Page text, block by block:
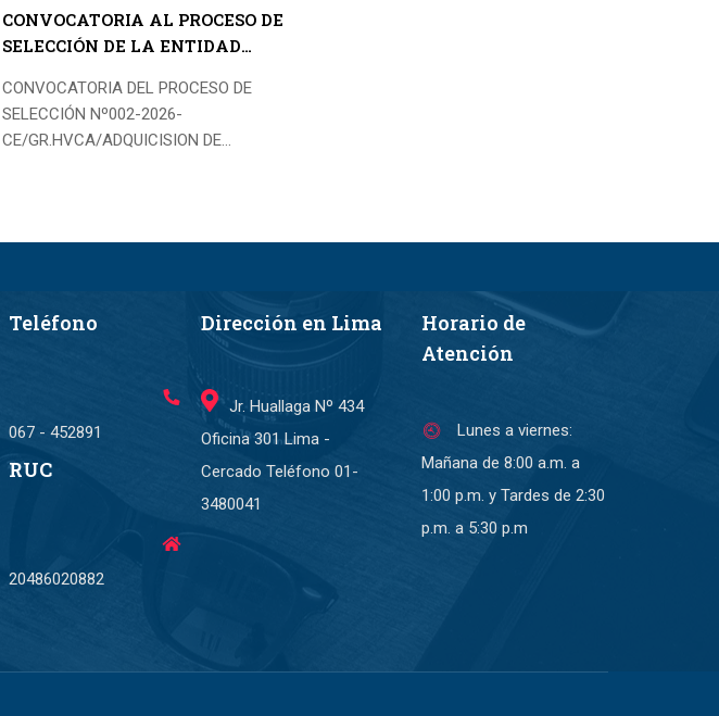
CONVOCATORIA AL PROCESO DE
SELECCIÓN DE LA ENTIDAD
CONVOCATORIA DEL PROCESO DE
SELECCIÓN Nº002-2026-
CE/GR.HVCA/ADQUICISION DE
Y REGLAMENTO DE LA...
Teléfono
067 - 452891
RUC
20486020882
Dirección en Lima
Jr. Huallaga Nº 434
Oficina 301 Lima -
Cercado Teléfono 01-
3480041
Horario de
Atención
Lunes a viernes:
Mañana de 8:00 a.m. a
1:00 p.m. y Tardes de 2:30
p.m. a 5:30 p.m